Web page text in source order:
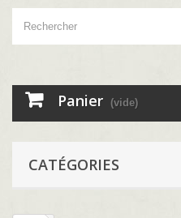
Panier (vide)
CATÉGORIES